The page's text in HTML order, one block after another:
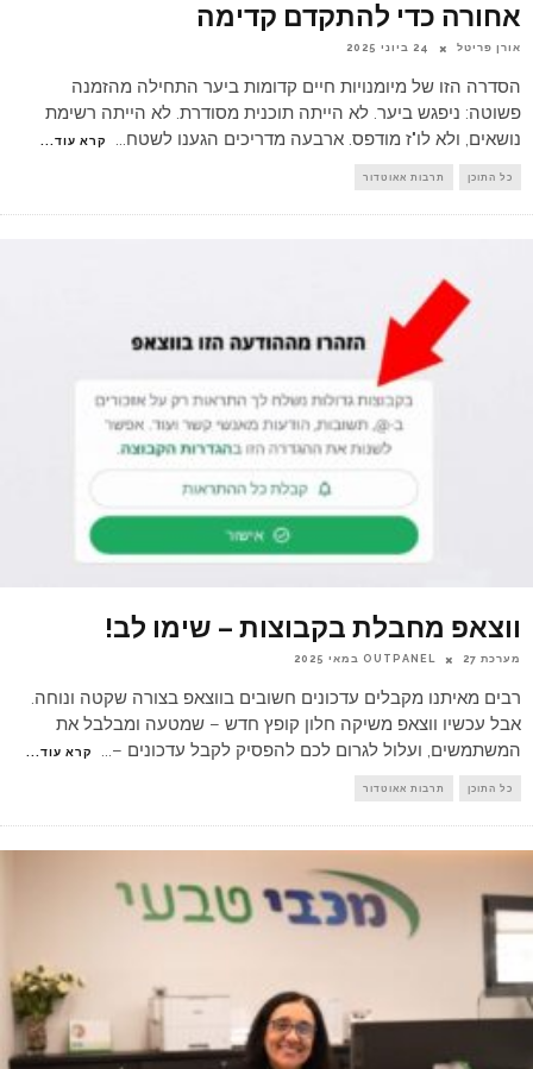
אחורה כדי להתקדם קדימה
אורן פריטל 24 ביוני 2025
הסדרה הזו של מיומנויות חיים קדומות ביער התחילה מהזמנה
פשוטה: ניפגש ביער. לא הייתה תוכנית מסודרת. לא הייתה רשימת
נושאים, ולא לו"ז מודפס. ארבעה מדריכים הגענו לשטח... קרא עוד...
כל התוכן תרבות אאוטדור
ווצאפ מחבלת בקבוצות – שימו לב!
מערכת OUTPANEL 27 במאי 2025
רבים מאיתנו מקבלים עדכונים חשובים בווצאפ בצורה שקטה ונוחה.
אבל עכשיו ווצאפ משיקה חלון קופץ חדש – שמטעה ומבלבל את
המשתמשים, ועלול לגרום לכם להפסיק לקבל עדכונים –... קרא עוד...
כל התוכן תרבות אאוטדור